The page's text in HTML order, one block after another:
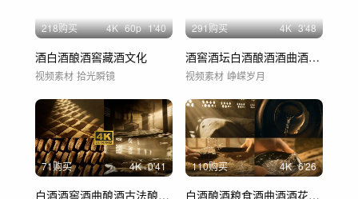
218购买 4K 60p 1'40
酒白酒酿酒窖藏酒文化
视频素材 拾光瞬镜
291购买 4K 3'48
酒窖酒坛白酒酿酒酒曲酒文化酱香白酒酿造
视频素材 峥嵘岁月
71购买 4K 0'41
白酒酒窖酒曲酿酒古法酿酒白酒广告白酒素材
110购买 4K 6'26
白酒酿酒粮食酒曲酒酒花倒酒窖藏酒坛农业